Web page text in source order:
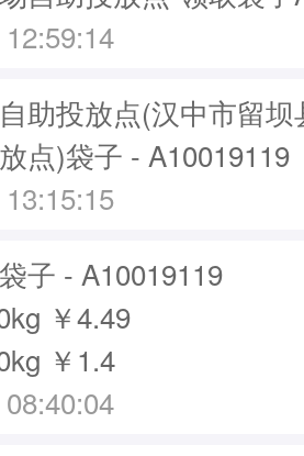
助投放点(汉中市留
点)袋子 - A10019119
子 - A10019119
￥4.49
￥1.4